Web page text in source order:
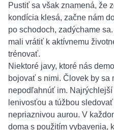
Pustiť sa však znamená, že
kondícia klesá, začne nám
po schodoch, zadýchame
mali vrátiť k aktívnemu
trénovať.
Niektoré javy, ktoré nás
bojovať s nimi. Človek by sa
nepodľahnúť im.
lenivosťou a túžbou
nepriaznivou aurou. V
doma s použitím vybavenia,